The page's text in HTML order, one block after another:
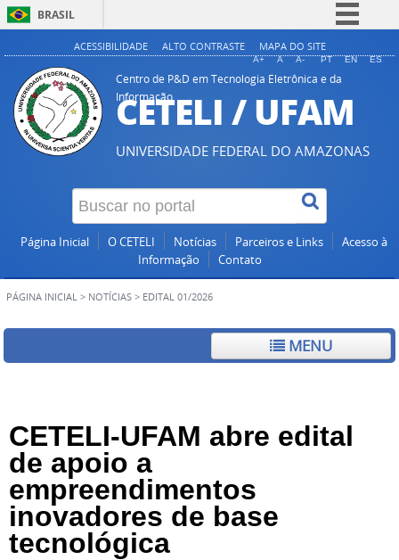
BRASIL
Simplifique!
Comunica BR
Participe
Acesso à informação
Legislação
Canais
ACESSIBILIDADE ALTO CONTRASTE MAPA DO SITE
A+ A A- PT EN ES
Centro de P&D em Tecnologia Eletrônica e da
Informação
CETELI / UFAM
UNIVERSIDADE FEDERAL DO AMAZONAS
Página Inicial O CETELI Notícias Parceiros e Links
Acesso à
Informação
Contato
PÁGINA INICIAL > NOTÍCIAS > EDITAL 01/2026
MENU
CETELI-UFAM abre edital
de apoio a
empreendimentos
inovadores de base
tecnológica